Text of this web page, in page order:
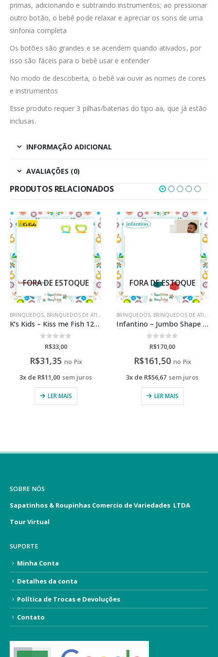
primas, adicionando e subtraindo instrumentos; ao pressionar
outro botão, o bebê pode relaxar e apreciar os sons de uma
sinfonia completa
Os botões são grandes e se acendem quando ativados, por
isso são fáceis para o bebê usar e entender
No modo de descoberta, o bebê vai ouvir as nomes de cores
e instrumentos
Esse produto requer 3 pilhas/baterias do tipo aa, que já estão
inclusas.
INFORMAÇÃO ADICIONAL
AVALIAÇÕES (0)
PRODUTOS RELACIONADOS
FORA DE ESTOQUE
BRINQUEDOS, BRINQUEDOS DE ATIVIDADES
K’s Kids – Kiss me Fish 12-18M
de 5
R$33,00
R$31,35 no Pix
3x de R$11,00 sem juros
LER MAIS
FORA DE ESTOQUE
BRINQUEDOS, BRINQUEDOS DE ATIVIDADES
Infantino – Jumbo Shape Sorter 12M+
de 5
R$170,00
R$161,50 no Pix
3x de R$56,67 sem juros
LER MAIS
SOBRE NÓS
Sapatinhos & Roupinhas Comercio de Variedades LTDA
Tour Virtual
SUPORTE
Minha Conta
Detalhes da conta
Política de Trocas e Devoluções
Contato